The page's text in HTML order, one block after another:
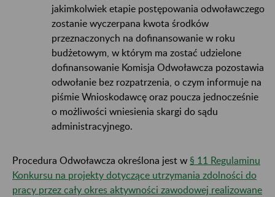
jakimkolwiek etapie postępowania odwoławczego
zostanie wyczerpana kwota środków
przeznaczonych na dofinansowanie w roku
budżetowym, w którym ma zostać udzielone
dofinansowanie Komisja Odwoławcza pozostawia
odwołanie bez rozpatrzenia, o czym informuje na
piśmie Wnioskodawcę oraz poucza jednocześnie
o możliwości wniesienia skargi do sądu
administracyjnego.
Procedura Odwoławcza określona jest w § 11 Regulaminu
Konkursu na projekty dotyczące utrzymania zdolności do
pracy przez cały okres aktywności zawodowej realizowane